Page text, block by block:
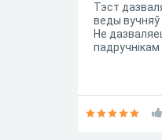
Тэст
веды вучняў
Не
падручнікам